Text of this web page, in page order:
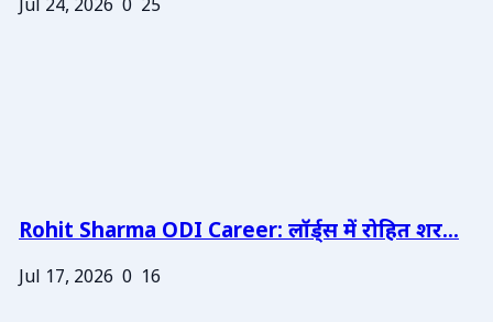
Jul 24, 2026 0 25
Rohit Sharma ODI Career: लॉर्ड्स में रोहित शर...
Jul 17, 2026 0 16